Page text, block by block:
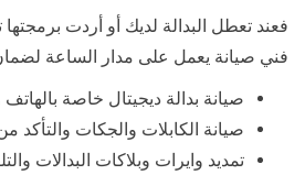
فعند تعطل البدالة لديك أو أردت
فني صيانة يعمل على مدار الساعة
صيانة بدالة ديجيتال خاصة بالهاتف
صيانة الكابلات والجكات والتأكد
تمديد وايرات وبلاكات البدالات